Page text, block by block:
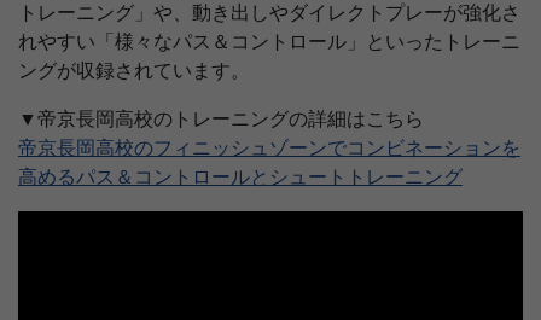
トレーニング」や、動き出しやダイレクトプレーが強化さ
れやすい「様々なパス＆コントロール」といったトレーニ
ングが収録されています。
▼帝京長岡高校のトレーニングの詳細はこちら
帝京長岡高校のフィニッシュゾーンでコンビネーションを
高めるパス＆コントロールとシュートトレーニング